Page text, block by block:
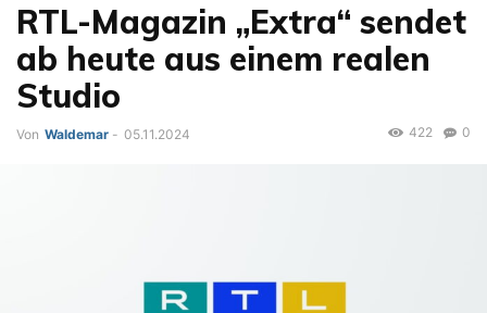
RTL-Magazin „Extra“ sendet
ab heute aus einem realen
Studio
Von Waldemar - 05.11.2024 0
422